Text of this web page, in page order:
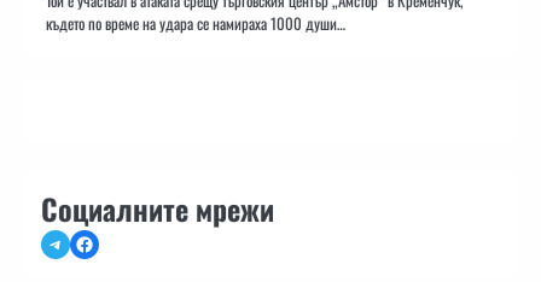
където по време на удара се намираха 1000 души…
Социалните мрежи
TelegramFacebook